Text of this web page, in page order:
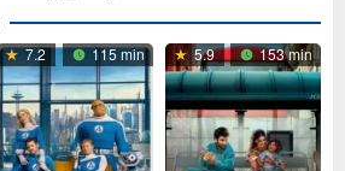
7.2 115 min 5.9 153 min